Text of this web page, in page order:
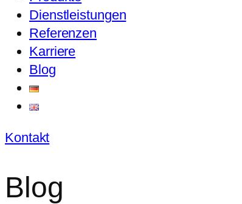
Dienstleistungen
Referenzen
Karriere
Blog
Kontakt
Blog